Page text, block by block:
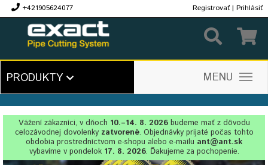
+421905624077 Registrovať | Prihlásiť
PRODUKTY MENU
Vážení zákazníci, v dňoch 10.–14. 8. 2026budeme mať z dôvodu
celozávodnej dovolenkyzatvorené. Objednávky prijaté počas tohto
obdobia prostredníctvom e-shopu alebo e-mailu ant@ant.sk
vybavíme v pondelok 17. 8. 2026. Ďakujeme za pochopenie.